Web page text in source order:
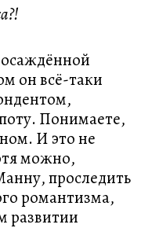
он всё-таки
Понимаете,
И это не
можно,
проследить
романтизма,
развитии